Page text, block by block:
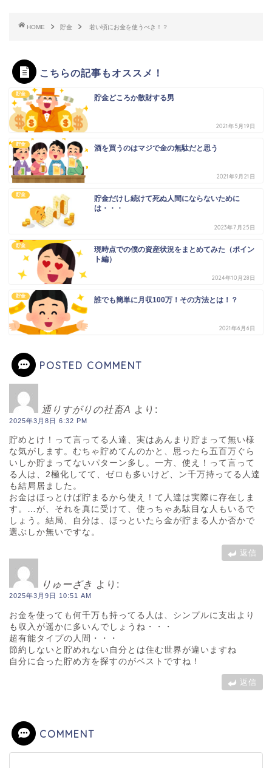
HOME 貯金 若い頃にお金を使うべき！？
こちらの記事もオススメ！
貯金 貯金どころか散財する男
2021年5月19日
貯金 酒を買うのはマジで金の無駄だと思う
2021年9月21日
貯金
貯金だけし続けて死ぬ人間にならないために
は・・・
2023年7月25日
貯金
現時点での僕の資産状況をまとめてみた（ポイン
ト編）
2024年10月28日
貯金 誰でも簡単に月収100万！その方法とは！？
2021年6月6日
POSTED COMMENT
通りすがりの社畜A より:
2025年3月8日 6:32 PM
貯めとけ！って言ってる人達、実はあんまり貯まって無い様
な気がします。むちゃ貯めてんのかと、思ったら五百万ぐら
いしか貯まってないパターン多し。一方、使え！って言って
る人は、2極化してて、ゼロも多いけど、ン千万持ってる人達
も結局居ました。
お金はほっとけば貯まるから使え！て人達は実際に存在しま
す。…が、それを真に受けて、使っちゃあ駄目な人もいるで
しょう。結局、自分は、ほっといたら金が貯まる人か否かで
選ぶしか無いですな。
返信
りゅーざき より:
2025年3月9日 10:51 AM
お金を使っても何千万も持ってる人は、シンプルに支出より
も収入が遥かに多いんでしょうね・・・
超有能タイプの人間・・・
節約しないと貯めれない自分とは住む世界が違いますね
自分に合った貯め方を探すのがベストですね！
返信
COMMENT